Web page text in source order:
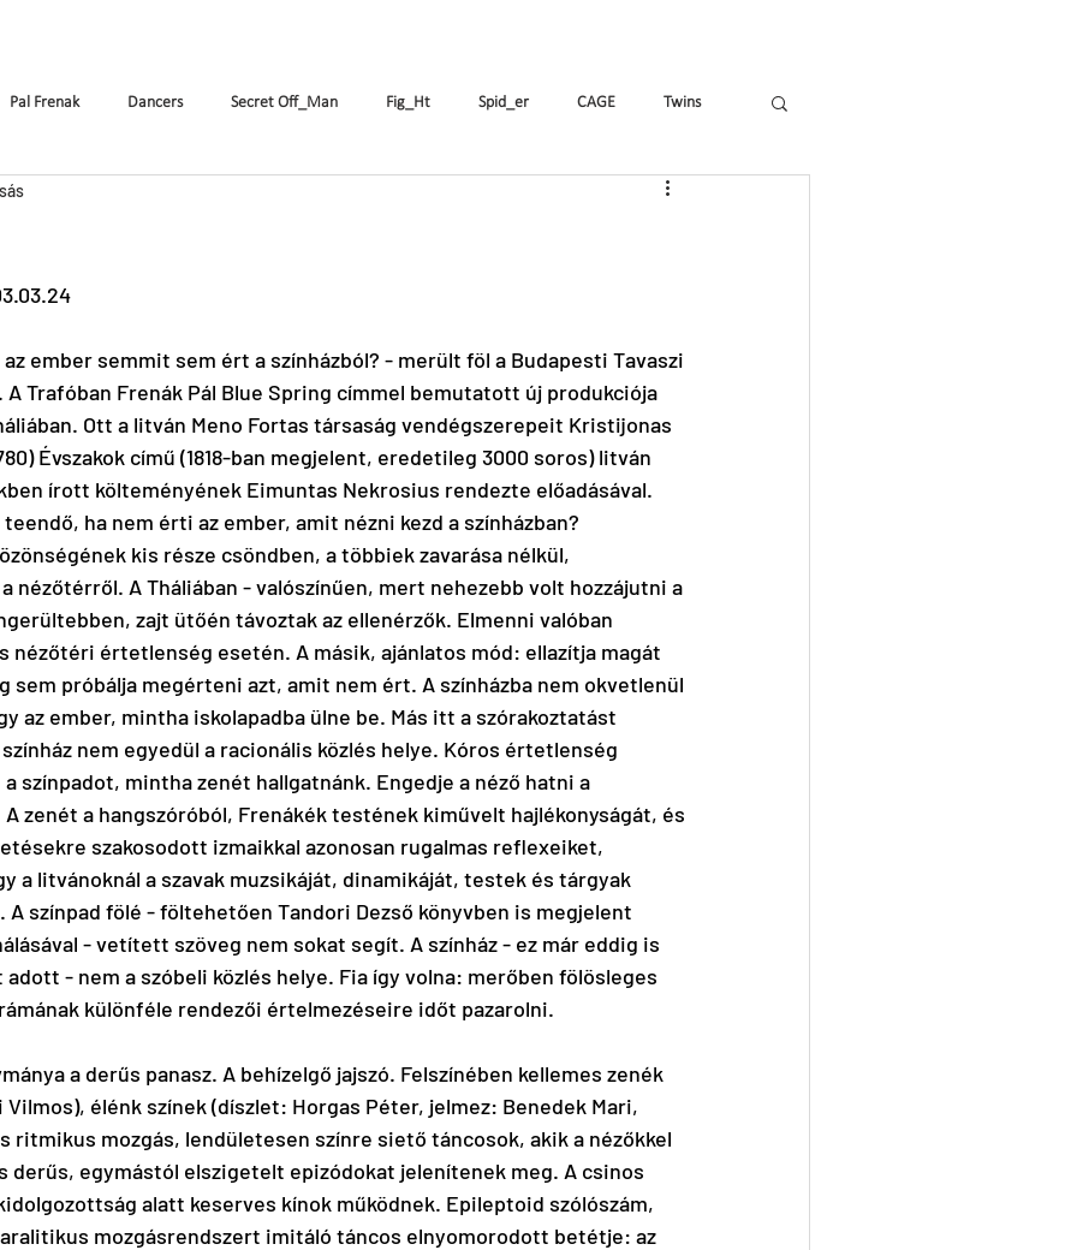
Pal Frenak Dancers Secret Off_Man Fig_Ht Spid_er CAGE Twins
FR
CrAzyRunnErs
ember semmit sem ért a színházból? - merült föl a Budapesti Tavaszi
Trafóban Frenák Pál Blue Spring címmel bemutatott új produkciója
Ott a litván Meno Fortas társaság vendégszerepeit Kristijonas
Évszakok című (1818-ban megjelent, eredetileg 3000 soros) litván
írott költeményének Eimuntas Nekrosius rendezte előadásával.
ha nem érti az ember, amit nézni kezd a színházban?
kis része csöndben, a többiek zavarása nélkül,
nézőtérről. A Tháliában - valószínűen, mert nehezebb volt hozzájutni a
zajt ütőén távoztak az ellenérzők. Elmenni valóban
nézőtéri értetlenség esetén. A másik, ajánlatos mód: ellazítja magát
sem próbálja megérteni azt, amit nem ért. A színházba nem okvetlenül
az ember, mintha iskolapadba ülne be. Más itt a szórakoztatást
nem egyedül a racionális közlés helye. Kóros értetlenség
színpadot, mintha zenét hallgatnánk. Engedje a néző hatni a
zenét a hangszóróból, Frenákék testének kiművelt hajlékonyságát, és
szakosodott izmaikkal azonosan rugalmas reflexeiket,
a litvánoknál a szavak muzsikáját, dinamikáját, testek és tárgyak
A színpad fölé - föltehetően Tandori Dezső könyvben is megjelent
- vetített szöveg nem sokat segít. A színház - ez már eddig is
- nem a szóbeli közlés helye. Fia így volna: merőben fölösleges
különféle rendezői értelmezéseire időt pazarolni.
a derűs panasz. A behízelgő jajszó. Felszínében kellemes zenék
Vilmos), élénk színek (díszlet: Horgas Péter, jelmez: Benedek Mari,
ritmikus mozgás, lendületesen színre siető táncosok, akik a nézőkkel
derűs, egymástól elszigetelt epizódokat jelenítenek meg. A csinos
alatt keserves kínok működnek. Epileptoid szólószám,
mozgásrendszert imitáló táncos elnyomorodott betétje: az